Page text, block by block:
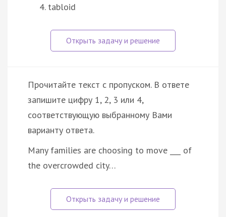
tabloid
Прочитайте текст с пропуском. В ответе
запишите цифру 1, 2, 3 или 4,
соответствующую выбранному Вами
варианту ответа.
Many families are choosing to move ___ of
the overcrowded city…